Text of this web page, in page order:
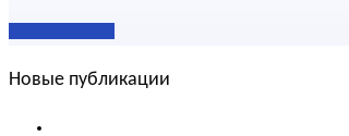
Новые публикации